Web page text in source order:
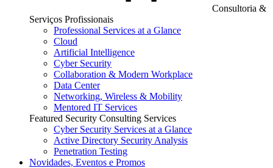
Consultoria &
Serviços Profissionais
Professional Services at a Glance
Cloud
Artificial Intelligence
Cyber Security
Collaboration & Modern Workplace
Data Center
Networking, Wireless & Mobility
Mentored IT Services
Featured Security Consulting Services
Cyber Security Services at a Glance
Active Directory Security Analysis
Penetration Testing
Novidades, Eventos e Promos